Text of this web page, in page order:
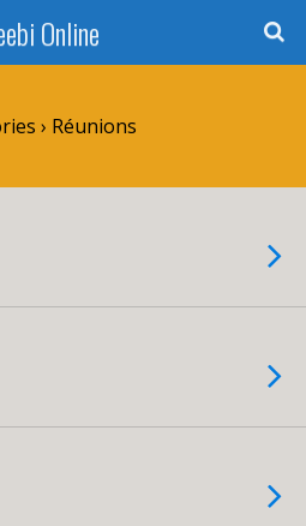
Online
› Réunions